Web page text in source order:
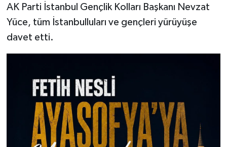
AK Parti İstanbul Gençlik Kolları Başkanı Nevzat
Yüce, tüm İstanbulluları ve gençleri yürüyüşe
davet etti.